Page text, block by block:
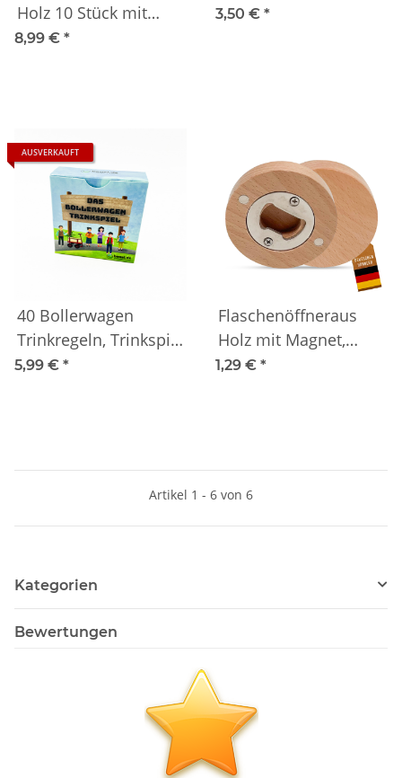
Holz 10 Stück mit
Griff 14cm
8,99 € *
3,50 € *
AUSVERKAUFT
40 Bollerwagen
Trinkregeln, Trinkspiel
(ab 18)
5,99 € *
Flaschenöffneraus
Holz mit Magnet,
rund 6,4cm
1,29 € *
Artikel 1 - 6 von 6
Kategorien
Bewertungen